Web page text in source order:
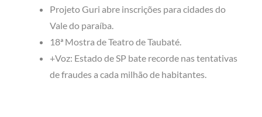
Projeto Guri abre inscrições para cidades do
Vale do paraíba.
18ª Mostra de Teatro de Taubaté.
+Voz: Estado de SP bate recorde nas tentativas
de fraudes a cada milhão de habitantes.